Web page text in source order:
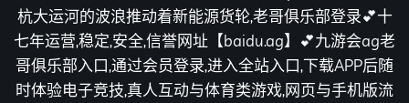
杭大运河的波浪推动着新能源货轮,老哥俱乐部登录💕十
七年运营,稳定,安全,信誉网址【baidu.ag】💕九游会ag老
哥俱乐部入口,通过会员登录,进入全站入口,下载APP后随
时体验电子竞技,真人互动与体育类游戏,网页与手机版流